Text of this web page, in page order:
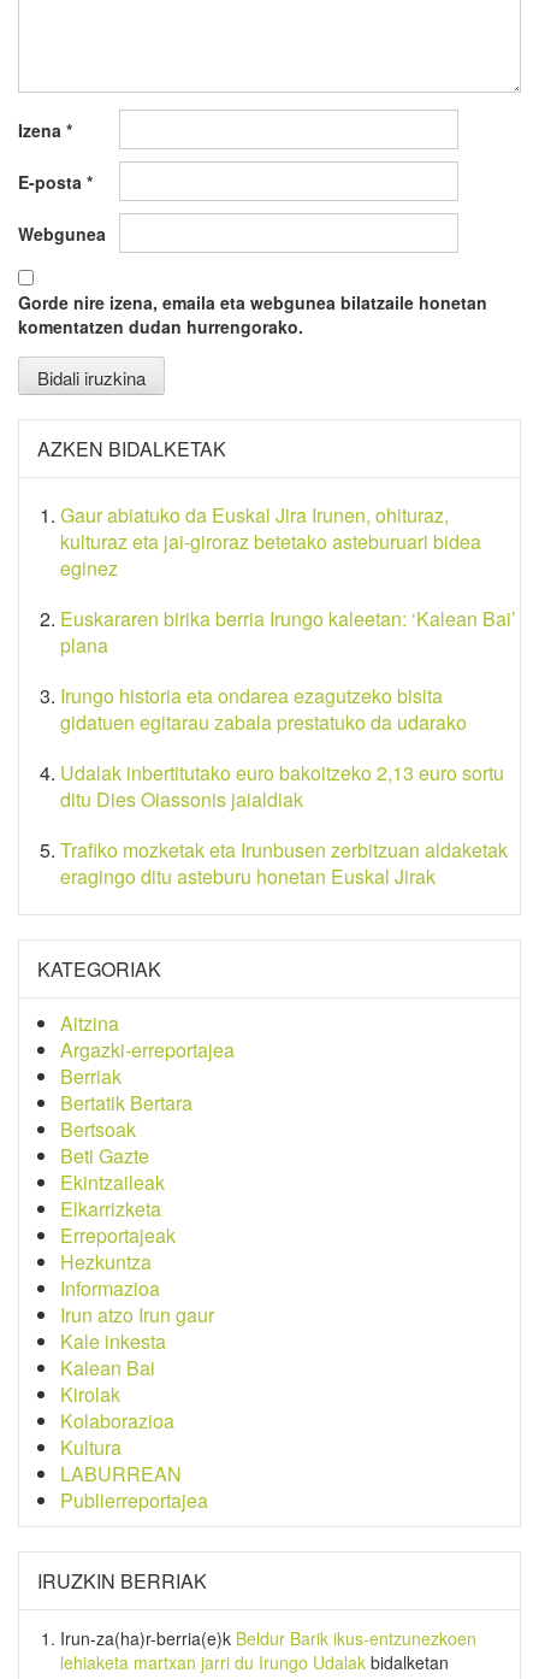
Izena *
E-posta *
Webgunea
Gorde nire izena, emaila eta webgunea bilatzaile honetan
komentatzen dudan hurrengorako.
AZKEN BIDALKETAK
Gaur abiatuko da Euskal Jira Irunen, ohituraz,
kulturaz eta jai-giroraz betetako asteburuari bidea
eginez
Euskararen birika berria Irungo kaleetan: ‘Kalean Bai’
plana
Irungo historia eta ondarea ezagutzeko bisita
gidatuen egitarau zabala prestatuko da udarako
Udalak inbertitutako euro bakoitzeko 2,13 euro sortu
ditu Dies Oiassonis jaialdiak
Trafiko mozketak eta Irunbusen zerbitzuan aldaketak
eragingo ditu asteburu honetan Euskal Jirak
KATEGORIAK
Aitzina
Argazki-erreportajea
Berriak
Bertatik Bertara
Bertsoak
Beti Gazte
Ekintzaileak
Elkarrizketa
Erreportajeak
Hezkuntza
Informazioa
Irun atzo Irun gaur
Kale inkesta
Kalean Bai
Kirolak
Kolaborazioa
Kultura
LABURREAN
Publierreportajea
IRUZKIN BERRIAK
Irun-za(ha)r-berria(e)k Beldur Barik ikus-entzunezkoen
lehiaketa martxan jarri du Irungo Udalak bidalketan